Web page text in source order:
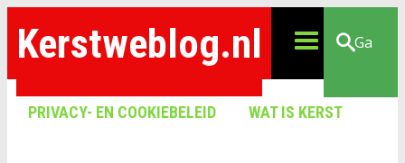
Kerstweblog.nl
PRIVACY- EN COOKIEBELEID WAT IS KERST
Ga